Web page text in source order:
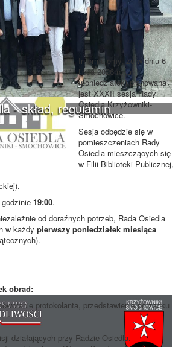
- skład, regulamin
Informujemy, że w dniu 6
lipca 2026 roku
(poniedziałek) planowana
jest XXXII sesja Rady
Osiedla Krzyżowniki-
Smochowice.
Sesja odbędzie się w
pomieszczeniach Rady
Osiedla mieszczących się
w Filii Biblioteki Publicznej,
19:00.
od doraźnych potrzeb, Rada Osiedla
w każdy pierwszy poniedziałek miesiąca
obrad:
protokolanta, przedstawienie porządku
działających przy Radzie Osiedla.